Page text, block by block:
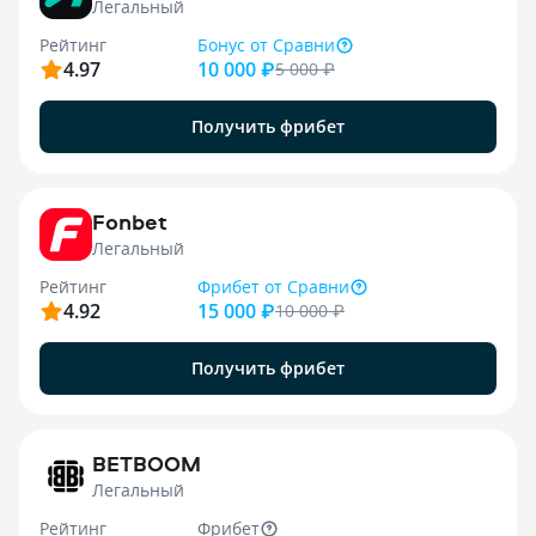
Легальный
Рейтинг
4.97
Бонус от Сравни
10 000 ₽5 000₽
Получить фрибет
Fonbet
Легальный
Рейтинг
4.92
Фрибет от Сравни
15 000 ₽10 000₽
Получить фрибет
BETBOOM
Легальный
Рейтинг
Фрибет